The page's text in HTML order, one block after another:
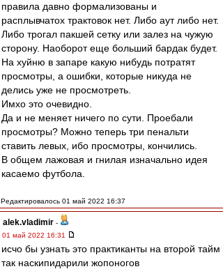
правила давно формализованы и
расплывчатох трактовок нет. Либо аут либо нет.
Либо трогал пакшей сетку или залез на чужую
сторону. Наоборот еще больший бардак будет.
На хуйню в запаре какую нибудь потратят
просмотры, а ошибки, которые никуда не
делись уже не просмотреть.
Имхо это очевидно.
Да и не меняет ничего по сути. Проебали
просмотры? Можно теперь три пенальти
ставить левых, ибо просмотры, кончились.
В общем лажовая и гнилая изначально идея
касаемо футбола.
Редактировалось 01 май 2022 16:37
alek.vladimir -
01 май 2022 16:31
исчо бы узнать это практиканты на второй тайм
так наскипидарили жопоногов